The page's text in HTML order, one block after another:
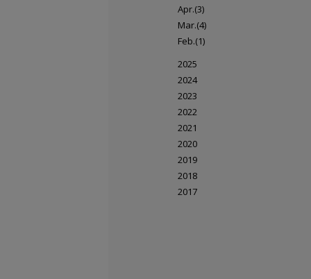
Apr.(3)
Mar.(4)
Feb.(1)
2025
2024
2023
2022
2021
2020
2019
2018
2017